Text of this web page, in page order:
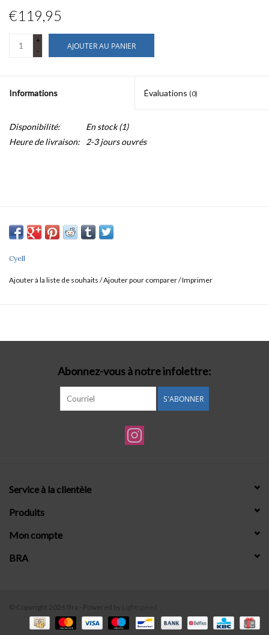
€119,95
+
-
AJOUTER AU PANIER
Informations Évaluations (0)
Disponibilité: En stock(1)
Heure de livraison: 2-3 jours ouvrés
Cyell
Ajouter à la liste de souhaits /Ajouter pour comparer/Imprimer
Abonnez-vous à notre infolettre:
S'ABONNER
Service à la clientèle
Produits
Mon compte
BRA
© Copyright 2026 Bra - Powered by